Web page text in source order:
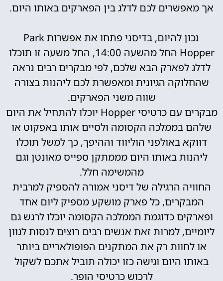
אך מאפשרים לכם לדלג בין הפארקים באותו היום.
נכון להיום, בדיסני פתחו את אפשרות Park
Hopper החל מהשעה 14:00, החל משעה זו תוכלו
לדלג לפארק הבא שלכם, לפי מבקרים רבים נראה
שהחלוקה הגיונית ומאפשרת לכם ליהנות בצורה
שווה משני הפארקים.
מבקרים עם כרטיסי Hopper יוכלו להתחיל את היום
שלהם בממלכה הקסומה ולסיים אותו באפקוט או
דווקא באולפני הוליווד וההיפך, כך למשל תוכלו
ליהנות באותו היום מממתקן ספייס מאונטן וגם
מהמשימה חלל.
החוויה הרגילה של דיסני אמורה להספיק למרבית
המבקרים, כל פארק מושקע מספיק ליום אחד
ופארקים כדוגמת הממלכה הקסומה יוכלו לרגש גם
ליומיים, למרות זאת אנשים רבים רוצים לנסות לגוון
או לחוות רק את המתקנים הפופולאריים ביותר
באותו היום וגישה כזו יכולה תוביל אתכם לשקול
לרכוש כרטיסי הופר.